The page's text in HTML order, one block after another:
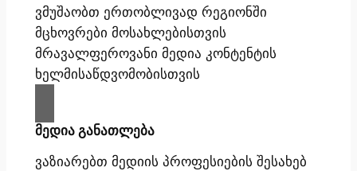
ვმუშაობთ ერთობლივად რეგიონში
მცხოვრები მოსახლებისთვის
მრავალფეროვანი მედია კონტენტის
ხელმისაწდვომობისთვის
მედია განათლება
ვაზიარებთ მედიის პროფესიების შესახებ